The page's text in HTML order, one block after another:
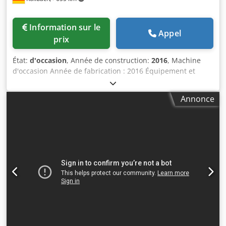
prix
Appel
État: d'occasion, Année de construction: 2016, Machine
d'occasion Année de fabrication : 2016 Équipement et
données techniques : - Électricité 3 x 400 V 50 / 60 Hz -
Broche électrique à 5 axes, orientable, de 12 kW (S6) HSK
F63 - 24 000 tr/min Csdpfx Aszlbpbjm Heha - Roulements
contrôlé par onduleur - Sens de rotation : droite/gauche -
2 raccords pour air comprimé, commandés - Interface
pour les modules - Poids de l’outil (usinage) : 6 kg -
Annonce